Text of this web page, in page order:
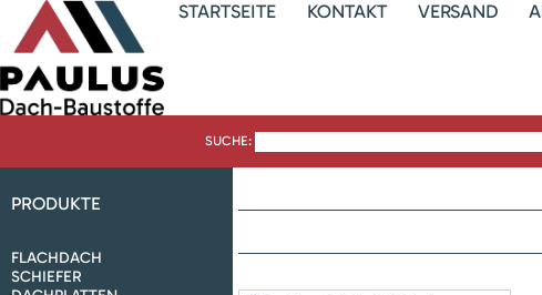
STARTSEITE KONTAKT VERSAND
SUCHE:
PRODUKTE
FLACHDACH
SCHIEFER